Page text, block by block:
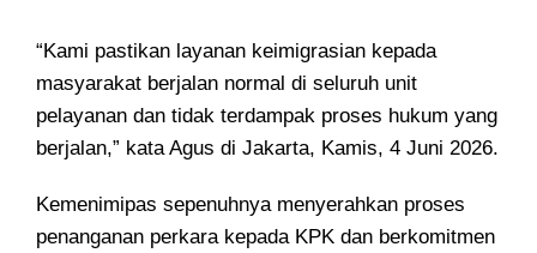
“Kami pastikan layanan keimigrasian kepada
masyarakat berjalan normal di seluruh unit
pelayanan dan tidak terdampak proses hukum yang
berjalan,” kata Agus di Jakarta, Kamis, 4 Juni 2026.
Kemenimipas sepenuhnya menyerahkan proses
penanganan perkara kepada KPK dan berkomitmen